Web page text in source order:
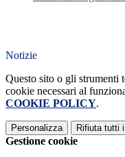
Notizie
Questo sito o gli strumenti
cookie necessari al
COOKIE POLICY.
Personalizza Rifiuta tutti
Gestione cookie